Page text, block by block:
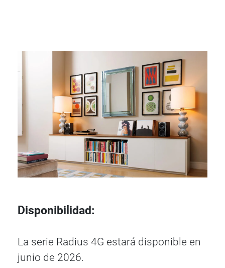
Disponibilidad:
La serie Radius 4G estará disponible en
junio de 2026.